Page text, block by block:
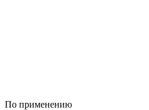
По применению